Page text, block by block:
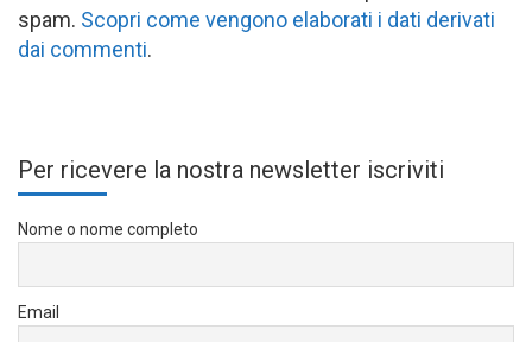
spam. Scopri come vengono elaborati i dati derivati
dai commenti.
Per ricevere la nostra newsletter iscriviti
Nome o nome completo
Email